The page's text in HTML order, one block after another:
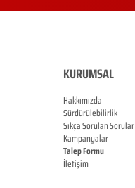
KURUMSAL
Hakkımızda
Sürdürülebilirlik
Sıkça Sorulan Sorular
Kampanyalar
Talep Formu
İletişim